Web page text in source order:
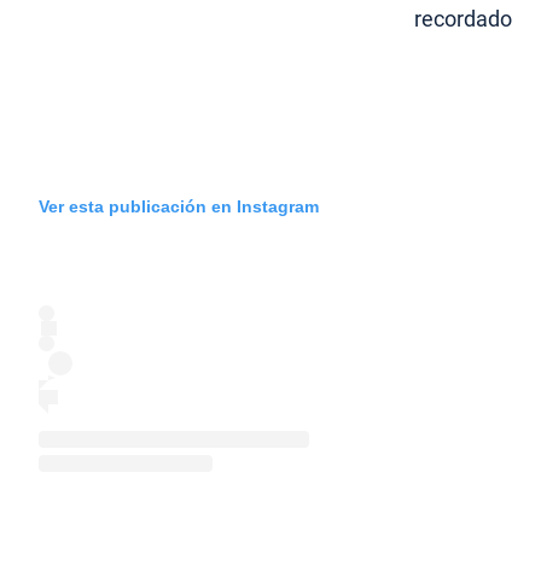
Ver esta publicación en Instagram
recordado